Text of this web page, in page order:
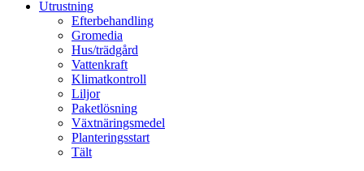
Utrustning
Efterbehandling
Gromedia
Hus/trädgård
Vattenkraft
Klimatkontroll
Liljor
Paketlösning
Växtnäringsmedel
Planteringsstart
Tält